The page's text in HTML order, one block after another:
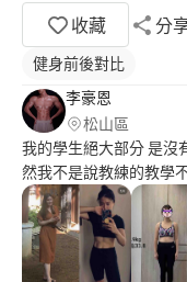
收藏
分
健身前後對比
李豪恩
松山區
我的學生絕大部分 是沒
然我不是說教練的教學
階段不同 就像前面提到
常困難 改變他人很難大
是 「你怎麼沒做」 用負
討論出方法 找出為什麼